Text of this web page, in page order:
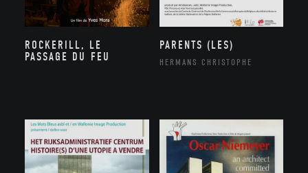
ROCKERILL, LE
PASSAGE DU FEU
PARENTS (LES)
HERMANS CHRISTOPHE